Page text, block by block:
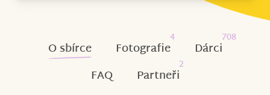
O sbírce Fotografie
4
Dárci
708
FAQ Partneři
2